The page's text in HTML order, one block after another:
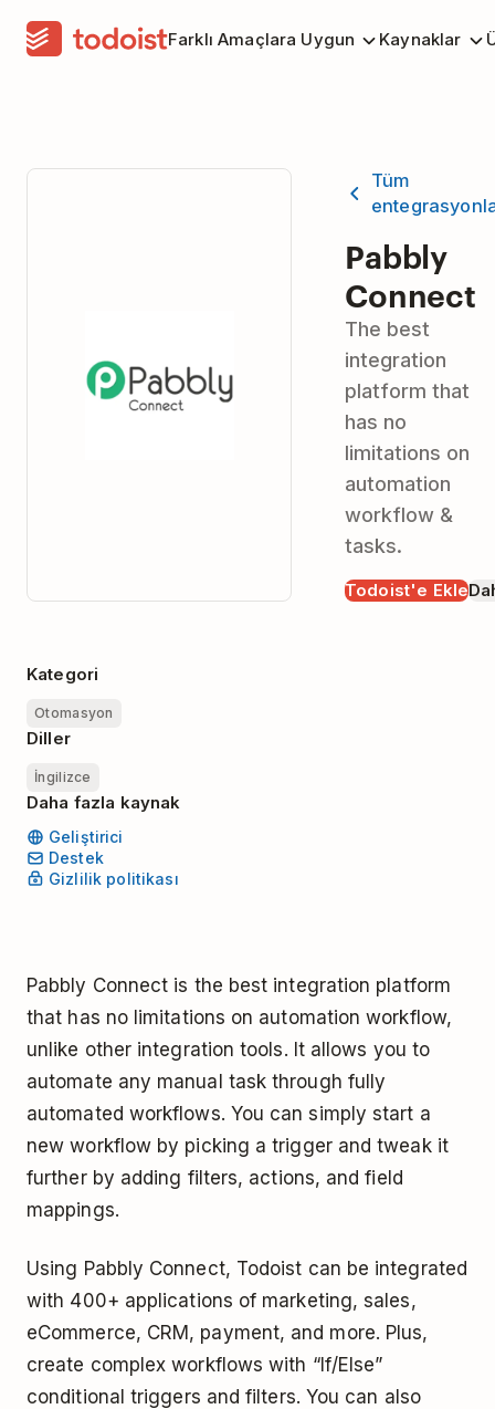
Farklı Amaçlara Uygun Kaynaklar
Tüm
Pabbly
Connect
The best
integration
platform that
has no
limitations on
automation
workflow &
tasks.
Todoist'e Ekle
Kategori
Otomasyon
Diller
İngilizce
Daha fazla kaynak
Geliştirici
Destek
Gizlilik politikası
Pabbly Connect is the best integration platform
that has no limitations on automation workflow,
unlike other integration tools. It allows you to
automate any manual task through fully
automated workflows. You can simply start a
new workflow by picking a trigger and tweak it
further by adding filters, actions, and field
mappings.
Using Pabbly Connect, Todoist can be integrated
with 400+ applications of marketing, sales,
eCommerce, CRM, payment, and more. Plus,
create complex workflows with “If/Else”
conditional triggers and filters. You can also